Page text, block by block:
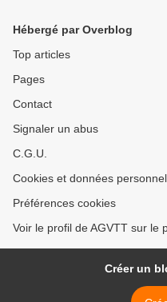
Hébergé par Overblog
Top articles
Pages
Contact
Signaler un abus
C.G.U.
Cookies et données
Préférences cookies
Voir le profil de AGVTT sur le
Créer un